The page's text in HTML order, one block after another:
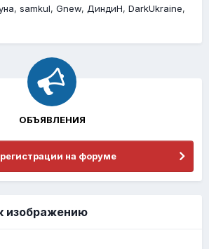
samkul Gnew ДиндиН DarkUkraine
ОБЪЯВЛЕНИЯ
на форуме
изображению